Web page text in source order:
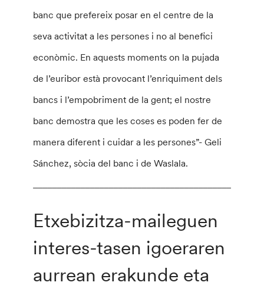
banc que prefereix posar en el centre de la
seva activitat a les persones i no al benefici
econòmic. En aquests moments on la pujada
de l’euribor està provocant l’enriquiment dels
bancs i l’empobriment de la gent; el nostre
banc demostra que les coses es poden fer de
manera diferent i cuidar a les persones”- Geli
Sánchez, sòcia del banc i de Waslala.
Etxebizitza-maileguen
interes-tasen igoeraren
aurrean erakunde eta